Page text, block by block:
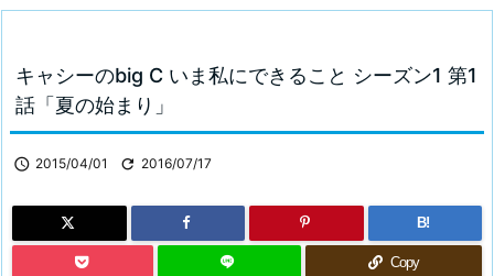



検索
キャシーのbig C いま私にできること シーズン1 第1
話「夏の始まり」
 2015/04/01  2016/07/17
B!
Copy